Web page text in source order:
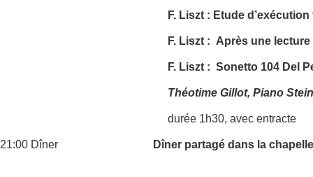
F. Liszt : Etude
F. Liszt : Après une lecture
F. Liszt : Sonetto 104 Del
Théotime Gillot, Piano
durée 1h30, avec entracte
21:00 Dîner Dîner partagé dans la chapelle